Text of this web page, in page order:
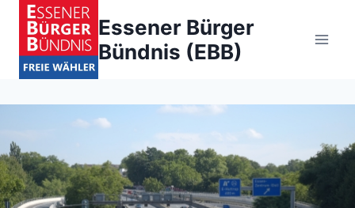
Zum
Inhalt
springen
Essener Bürger
Bündnis (EBB)